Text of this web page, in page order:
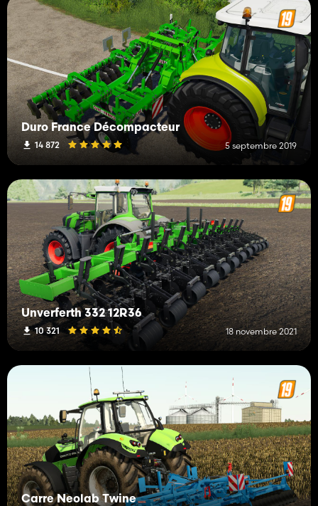
Duro France Décompacteur
14 872 5 septembre 2019
Unverferth 332 12R36
10 321 18 novembre 2021
Carre Neolab Twine